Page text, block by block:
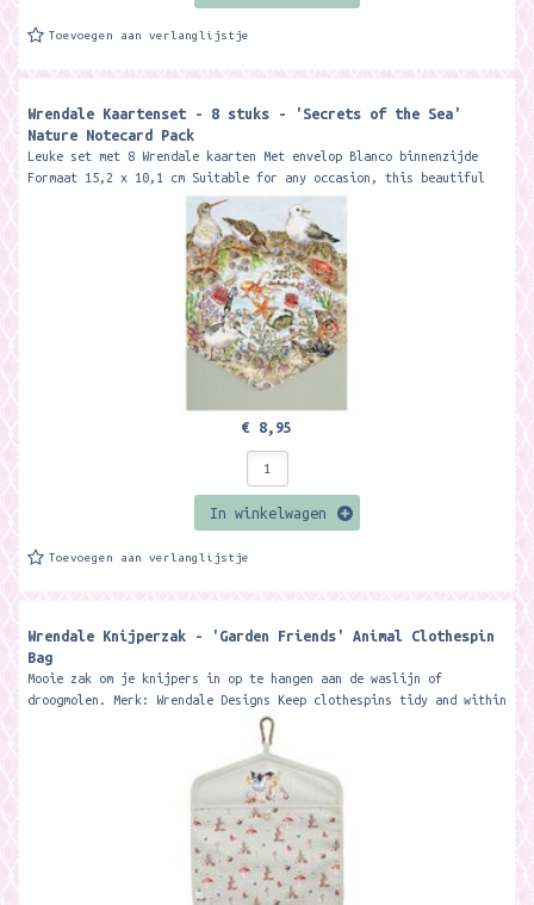
Toevoegen aan verlanglijstje
Wrendale Kaartenset - 8 stuks - 'Secrets of the Sea'
Nature Notecard Pack
Leuke set met 8 Wrendale kaarten Met envelop Blanco binnenzijde
Formaat 15,2 x 10,1 cm Suitable for any occasion, this beautiful
€ 8,95
In winkelwagen
Toevoegen aan verlanglijstje
Wrendale Knijperzak - 'Garden Friends' Animal Clothespin
Bag
Mooie zak om je knijpers in op te hangen aan de waslijn of
droogmolen. Merk: Wrendale Designs Keep clothespins tidy and within